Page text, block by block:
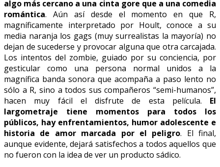
algo más cercano a una cinta gore que a una comedia
romántica. Aún así desde el momento en que R,
magníficamente interpretado por Hoult, conoce a su
media naranja los gags (muy surrealistas la mayoría) no
dejan de sucederse y provocar alguna que otra carcajada.
Los intentos del zombie, guiado por su conciencia, por
gesticular como una persona normal unidos a la
magnífica banda sonora que acompaña a paso lento no
sólo a R, sino a todos sus compañeros “semi-humanos”,
hacen muy fácil el disfrute de esta película. El
largometraje tiene momentos para todos los
públicos, hay enfrentamientos, humor adolescente e
historia de amor marcada por el peligro. El final,
aunque evidente, dejará satisfechos a todos aquellos que
no fueron con la idea de ver un producto sádico.